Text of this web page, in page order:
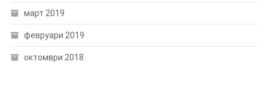
март 2019
февруари 2019
октомври 2018